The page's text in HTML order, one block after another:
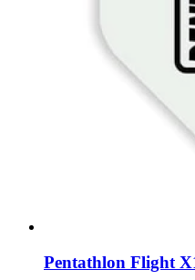
Pentathlon Flight